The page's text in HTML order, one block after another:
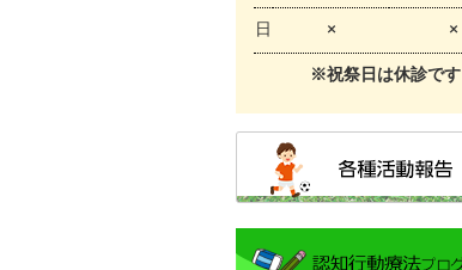
日 × ×
※祝祭日は休診です